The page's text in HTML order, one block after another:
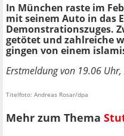
In München raste im
mit seinem Auto in das
Demonstrationszuges.
getötet und zahlreiche
gingen von einem
Erstmeldung von 19.06
Titelfoto: Andreas Rosar/dpa
Mehr zum Thema